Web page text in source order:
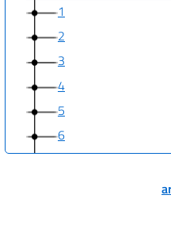
1
2
3
4
5
6
7